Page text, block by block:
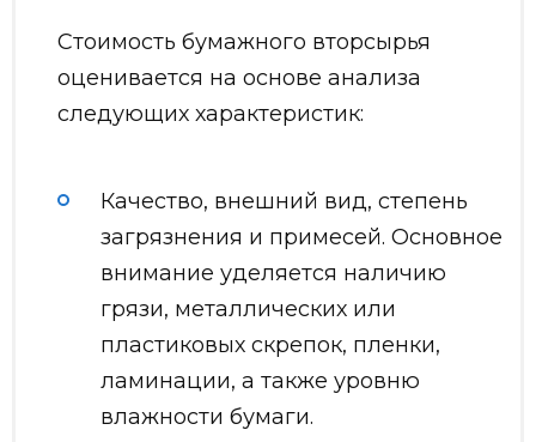
Стоимость бумажного вторсырья
оценивается на основе анализа
следующих характеристик:
Качество, внешний вид, степень
загрязнения и примесей. Основное
внимание уделяется наличию
грязи, металлических или
пластиковых скрепок, пленки,
ламинации, а также уровню
влажности бумаги.